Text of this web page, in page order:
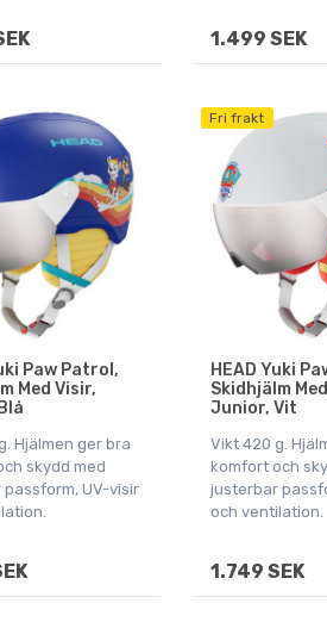
1.499 SEK
Paw Patrol,
Med Visir,
Hjälmen ger bra
skydd med
UV-visir
Fri frakt
HEAD Yuki
Skidhjälm
Junior, Vit
Vikt 420 g.
komfort och
justerbar
och ventilation.
1.749 SEK